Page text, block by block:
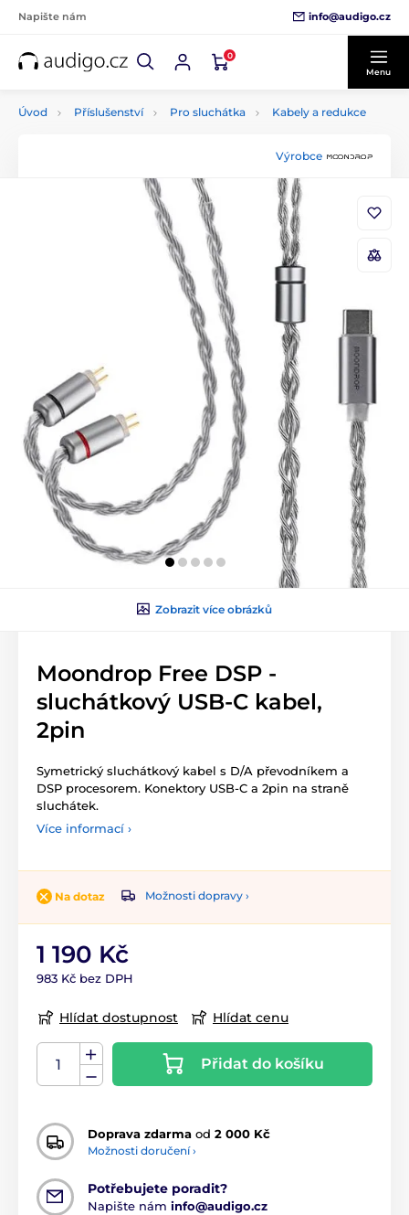
Napište nám info@audigo.cz
0
Menu
Úvod Příslušenství Pro sluchátka Kabely a redukce
Výrobce
Zobrazit více obrázků
Moondrop Free DSP -
sluchátkový USB-C kabel,
2pin
Symetrický sluchátkový kabel s D/A převodníkem a
DSP procesorem. Konektory USB-C a 2pin na straně
sluchátek.
Více informací ›
Na dotaz Možnosti dopravy ›
1 190 Kč
983 Kč bez DPH
Hlídat dostupnost Hlídat cenu
Přidat do košíku
Doprava zdarma od 2 000 Kč
Možnosti doručení ›
Potřebujete poradit?
Napište nám info@audigo.cz